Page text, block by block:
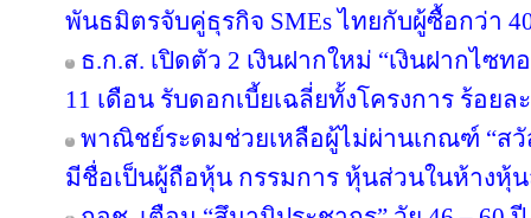
พันธมิตรจับคู่ธุรกิจ SMEs ไทยกับผู้ซื้อกว่า
ธ.ก.ส. เปิดตัว 2 เงินฝากใหม่ “เงินฝากไซท
11 เดือน รับดอกเบี้ยเฉลี่ยทั้งโครงการ ร้อยล
พาณิชย์ระดมช่วยเหลือผู้ไม่ผ่านเกณฑ์ “ส
มีชื่อเป็นผู้ถือหุ้น กรรมการ หุ้นส่วนในห้างหุ้